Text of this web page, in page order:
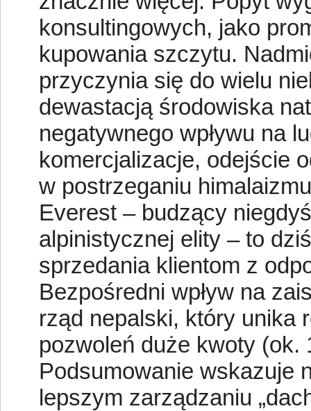
konsultingowych, jako
kupowania szczytu.
przyczynia się do wielu
dewastacją środowiska
negatywnego wpływu na
komercjalizacje, odejście
w postrzeganiu
Everest – budzący
alpinistycznej elity – to
sprzedania klientom z
Bezpośredni wpływ na
rząd nepalski, który unika
pozwoleń duże kwoty (ok.
Podsumowanie wskazuje
lepszym zarządzaniu